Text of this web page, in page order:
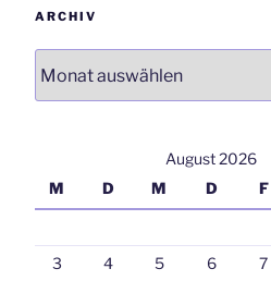
ARCHIV
August 2026
M
D M D F
3
4 5 6 7